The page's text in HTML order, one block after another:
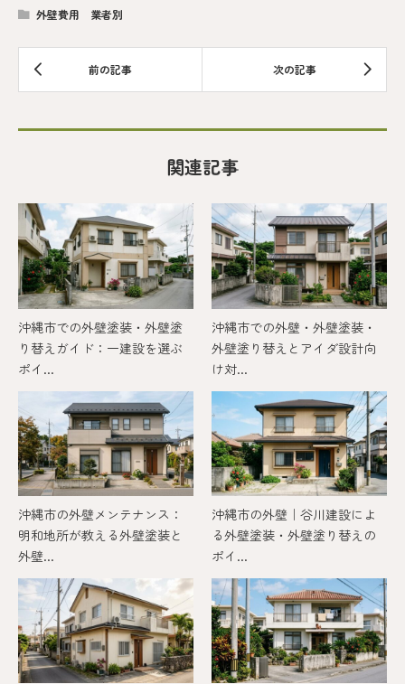
外壁費用 業者別
関連記事
沖縄市での外壁塗装・外壁塗
り替えガイド：一建設を選ぶ
ポイ...
沖縄市での外壁・外壁塗装・
外壁塗り替えとアイダ設計向
け対...
沖縄市の外壁メンテナンス：
明和地所が教える外壁塗装と
外壁...
沖縄市の外壁｜谷川建設によ
る外壁塗装・外壁塗り替えの
ポイ...